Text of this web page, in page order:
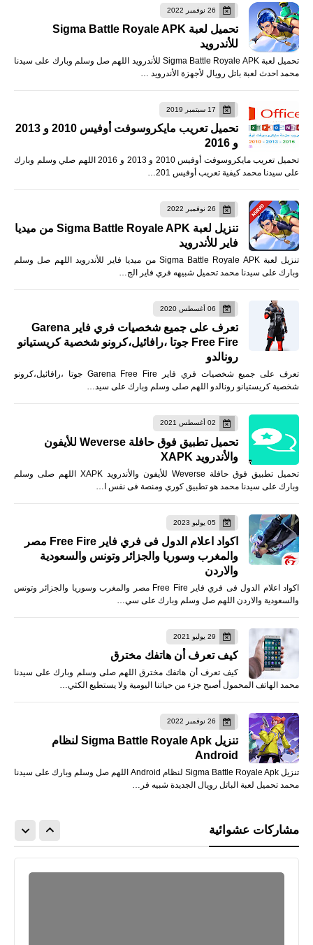
26 نوفمبر 2022
تحميل لعبة Sigma Battle Royale APK
للأندرويد
تحميل لعبة Sigma Battle Royale APK للأندرويد اللهم صل وسلم وبارك على سيدنا
محمد احدث لعبة باتل رويال لأجهزة الأندرويد …
17 سبتمبر 2019
تحميل تعريب مايكروسوفت أوفيس 2010 و 2013
و 2016
تحميل تعريب مايكروسوفت أوفيس 2010 و 2013 و 2016 اللهم صلي وسلم وبارك
على سيدنا محمد كيفية تعريب أوفيس 201…
26 نوفمبر 2022
تنزيل لعبة Sigma Battle Royale APK من ميديا
فاير للأندرويد
تنزيل لعبة Sigma Battle Royale APK من ميديا فاير للأندرويد اللهم صل وسلم
وبارك على سيدنا محمد تحميل شبيهه فري فاير الج…
06 أغسطس 2020
تعرف على جميع شخصيات فري فاير Garena
Free Fire جوتا ،رافائيل،كرونو شخصية كريستيانو
رونالدو
تعرف على جميع شخصيات فري فاير Garena Free Fire جوتا ،رافائيل،كرونو
شخصية كريستيانو رونالدو اللهم صلى وسلم وبارك على سيد…
02 أغسطس 2021
تحميل تطبيق فوق حافلة Weverse للأيفون
والأندرويد XAPK
تحميل تطبيق فوق حافلة Weverse للأيفون والأندرويد XAPK اللهم صلى وسلم
وبارك على سيدنا محمد هو تطبيق كوري ومنصة فى نفس ا…
05 يوليو 2023
اكواد اعلام الدول فى فري فاير Free Fire مصر
والمغرب وسوريا والجزائر وتونس والسعودية
والاردن
اكواد اعلام الدول فى فري فاير Free Fire مصر والمغرب وسوريا والجزائر وتونس
والسعودية والاردن اللهم صل وسلم وبارك على سي…
29 يوليو 2021
كيف تعرف أن هاتفك مخترق
كيف تعرف أن هاتفك مخترق اللهم صلى وسلم وبارك على سيدنا
محمد الهاتف المحمول أصبح جزء من حياتنا اليومية ولا يستطيع الكثي…
26 نوفمبر 2022
تنزيل Sigma Battle Royale Apk لنظام
Android
تنزيل Sigma Battle Royale Apk لنظام Android اللهم صل وسلم وبارك على سيدنا
محمد تحميل لعبة الباتل رويال الجديدة شبيه فر…
مشاركات عشوائية